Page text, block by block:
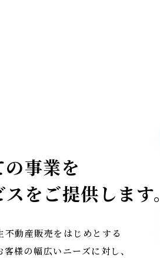
事業を
をご提供します。
動産販売をはじめとする
様の幅広いニーズに対し、